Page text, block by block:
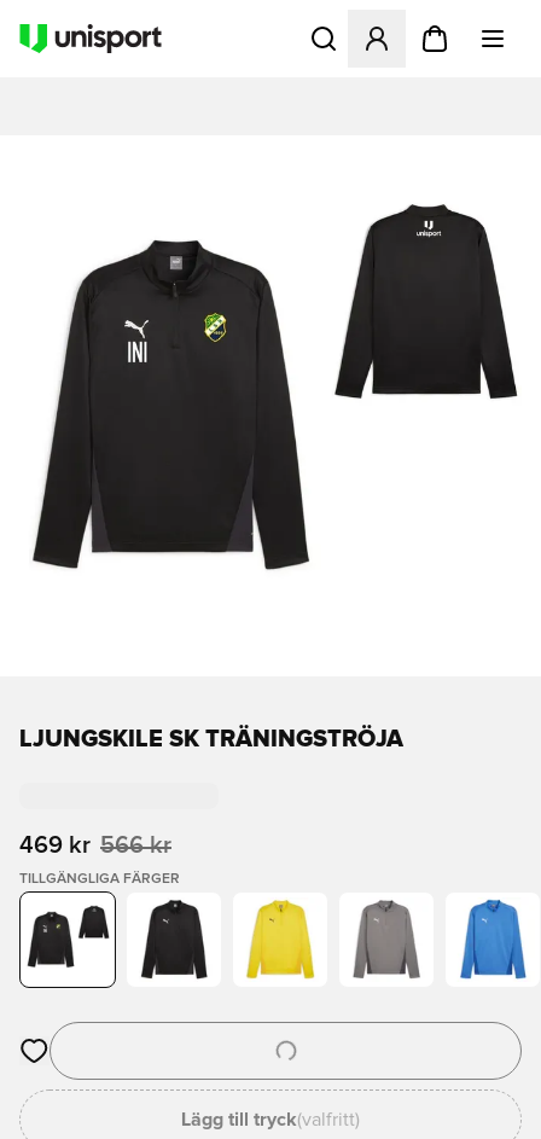
Öppnar en Modal för att
LJUNGSKILE SK TRÄNINGSTRÖJA
469 kr 566 kr
TILLGÄNGLIGA FÄRGER
Öppnar en Modal för att logga in eller registrera dig som
Lägg till tryck(valfritt)